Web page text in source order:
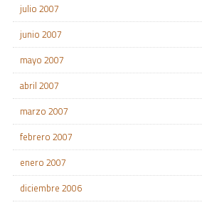
julio 2007
junio 2007
mayo 2007
abril 2007
marzo 2007
febrero 2007
enero 2007
diciembre 2006